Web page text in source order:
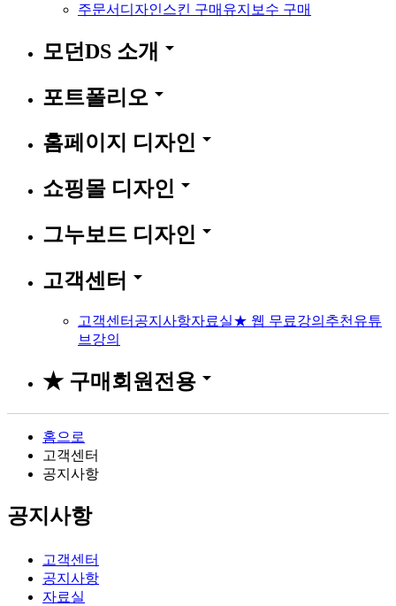
주문서 디자인스킨 구매 유지보수 구매
모던DS 소개 arrow_drop_down
포트폴리오 arrow_drop_down
홈페이지 디자인 arrow_drop_down
쇼핑몰 디자인 arrow_drop_down
그누보드 디자인 arrow_drop_down
고객센터 arrow_drop_down
고객센터 공지사항자료실★ 웹 무료강의 추천유튜
브강의
★ 구매회원전용 arrow_drop_down
홈으로
고객센터
공지사항
공지사항
고객센터
공지사항
자료실